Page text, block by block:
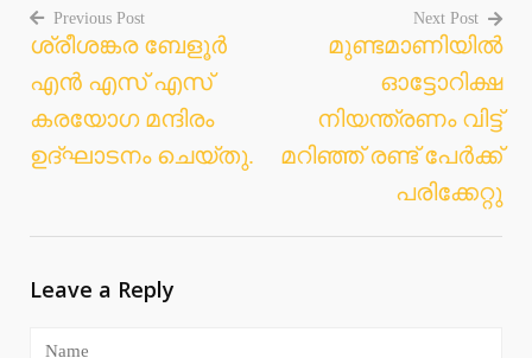
Post
navigation
Previous Post
ശ്രീശങ്കര ബേളൂർ
എൻ എസ് എസ്
കരയോഗ മന്ദിരം
ഉദ്ഘാടനം ചെയ്തു.
Next Post
മുണ്ടമാണിയിൽ
ഓട്ടോറിക്ഷ
നിയന്ത്രണം വിട്ട്
മറിഞ്ഞ് രണ്ട് പേർക്ക്
പരിക്കേറ്റു
Leave a Reply